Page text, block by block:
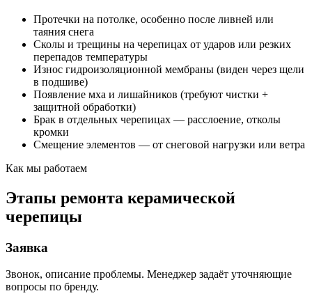
Протечки на потолке, особенно после ливней или
таяния снега
Сколы и трещины на черепицах от ударов или резких
перепадов температуры
Износ гидроизоляционной мембраны (виден через щели
в подшиве)
Появление мха и лишайников (требуют чистки +
защитной обработки)
Брак в отдельных черепицах — расслоение, отколы
кромки
Смещение элементов — от снеговой нагрузки или ветра
Как мы работаем
Этапы ремонта керамической
черепицы
Заявка
Звонок, описание проблемы. Менеджер задаёт уточняющие
вопросы по бренду.